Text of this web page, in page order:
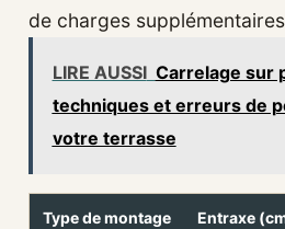
de charges
LIRE AUSSI Carrelage sur
techniques et erreurs de
votre terrasse
Type de montage Entraxe